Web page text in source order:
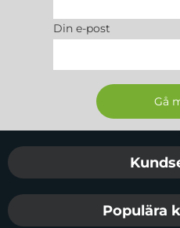
Din e-post
Sidfot Blandad
Populära